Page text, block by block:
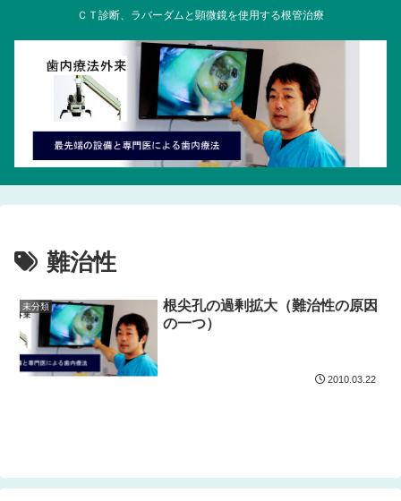
ＣＴ診断、ラバーダムと顕微鏡を使用する根管治療
難治性
未分類
根尖孔の過剰拡大（難治性の原因
の一つ）
2010.03.22